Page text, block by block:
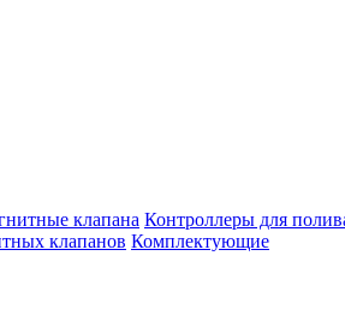
клапана Контроллеры для
клапанов Комплектующие